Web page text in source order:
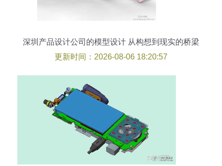
深圳产品设计公司的模型设计 从构想到现实的桥梁
更新时间：2026-08-06 18:20:57